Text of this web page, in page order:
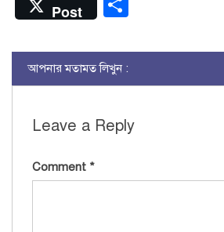
Post
আপনার মতামত লিখুন :
Leave a Reply
Comment *